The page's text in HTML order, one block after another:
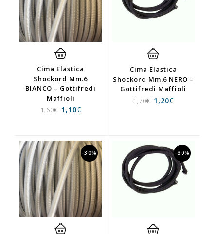
Cima Elastica
Shockord Mm.6
BIANCO – Gottifredi
Maffioli
1,60€ 1,10€
Cima Elastica
Shockord Mm.6 NERO –
Gottifredi Maffioli
1,70€ 1,20€
-30% -30%